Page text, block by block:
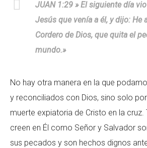
JUAN 1:29 » El siguiente día
Jesús que venía a él, y dijo: He
Cordero de Dios, que quita el
mundo.»
No hay otra manera en la que
y reconciliados con Dios, sino solo
muerte expiatoria de Cristo en la cruz.
creen en Él como Señor y Salvador
sus pecados y son hechos dignos